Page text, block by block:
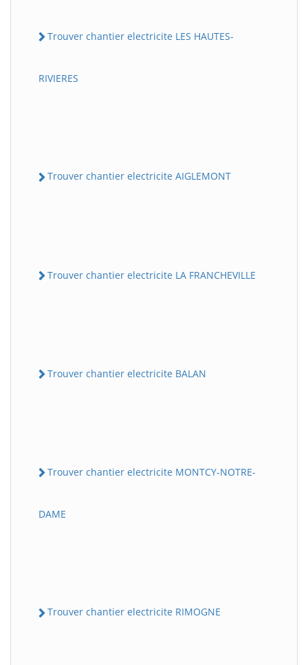
Trouver chantier electricite LES HAUTES-
RIVIERES
Trouver chantier electricite AIGLEMONT
Trouver chantier electricite LA FRANCHEVILLE
Trouver chantier electricite BALAN
Trouver chantier electricite MONTCY-NOTRE-
DAME
Trouver chantier electricite RIMOGNE